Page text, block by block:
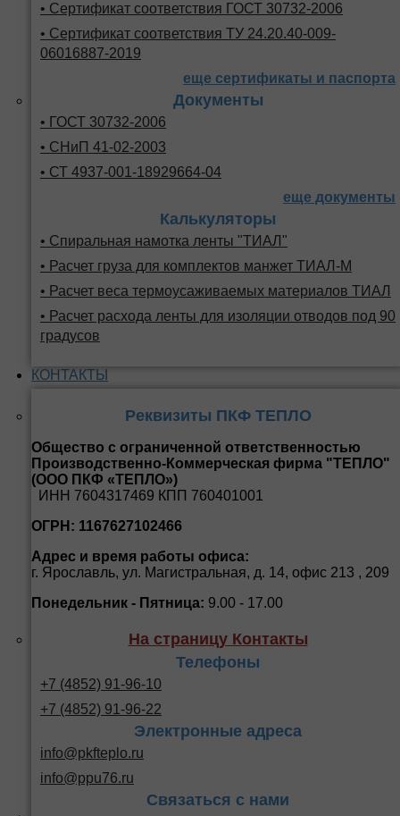
• Сертификат соответствия ГОСТ 30732-2006
• Сертификат соответствия ТУ 24.20.40-009-
06016887-2019
еще сертификаты и паспорта
Документы
• ГОСТ 30732-2006
• СНиП 41-02-2003
• СТ 4937-001-18929664-04
еще документы
Калькуляторы
• Спиральная намотка ленты "ТИАЛ"
• Расчет груза для комплектов манжет ТИАЛ-М
• Расчет веса термоусаживаемых материалов ТИАЛ
• Расчет расхода ленты для изоляции отводов под 90
градусов
КОНТАКТЫ
Реквизиты ПКФ ТЕПЛО
Общество с ограниченной ответственностью
Производственно-Коммерческая фирма "ТЕПЛО"
(ООО ПКФ «ТЕПЛО»)
ИНН 7604317469 КПП 760401001
ОГРН: 1167627102466
Адрес и время работы офиса:
г. Ярославль, ул. Магистральная, д. 14, офис 213 , 209
Понедельник - Пятница: 9.00 - 17.00
На страницу Контакты
Телефоны
+7 (4852) 91-96-10
+7 (4852) 91-96-22
Электронные адреса
info@pkfteplo.ru
info@ppu76.ru
Связаться с нами